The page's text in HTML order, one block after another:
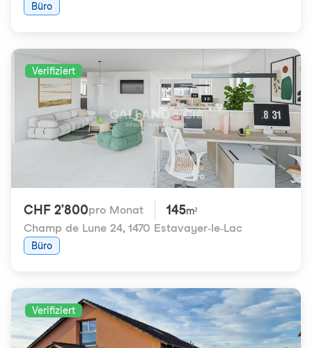
Büro
Verifiziert
CHF 2'800pro Monat 145m²
Champ de Lune 24, 1470 Estavayer-le-Lac
Büro
Verifiziert